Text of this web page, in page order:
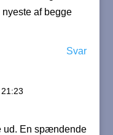
af begge
Svar
ud. En spændende